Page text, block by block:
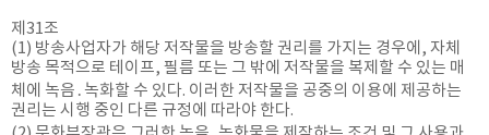
제31조
(1) 방송사업자가 해당 저작물을 방송할 권리를 가지는 경우에, 자체
방송 목적으로 테이프, 필름 또는 그 밖에 저작물을 복제할 수 있는 매
체에 녹음․녹화할 수 있다. 이러한 저작물을 공중의 이용에 제공하는
권리는 시행 중인 다른 규정에 따라야 한다.